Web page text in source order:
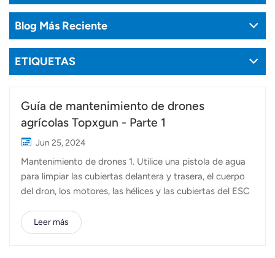
Português(Brasil)
Türkçe
Blog Más Reciente
ETIQUETAS
Guía de mantenimiento de drones
agrícolas Topxgun - Parte 1
Jun 25, 2024
Mantenimiento de drones 1. Utilice una pistola de agua
para limpiar las cubiertas delantera y trasera, el cuerpo
del dron, los motores, las hélices y las cubiertas del ESC
séquelos con un paño. 2. Revise cuidadosamente los
tornillos de fijación del dron, los motores, los ESC y las
Leer más